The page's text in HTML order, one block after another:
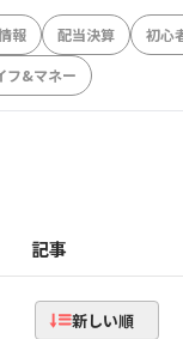
報 配当決算
初心
フ&マネー
記事
新しい順